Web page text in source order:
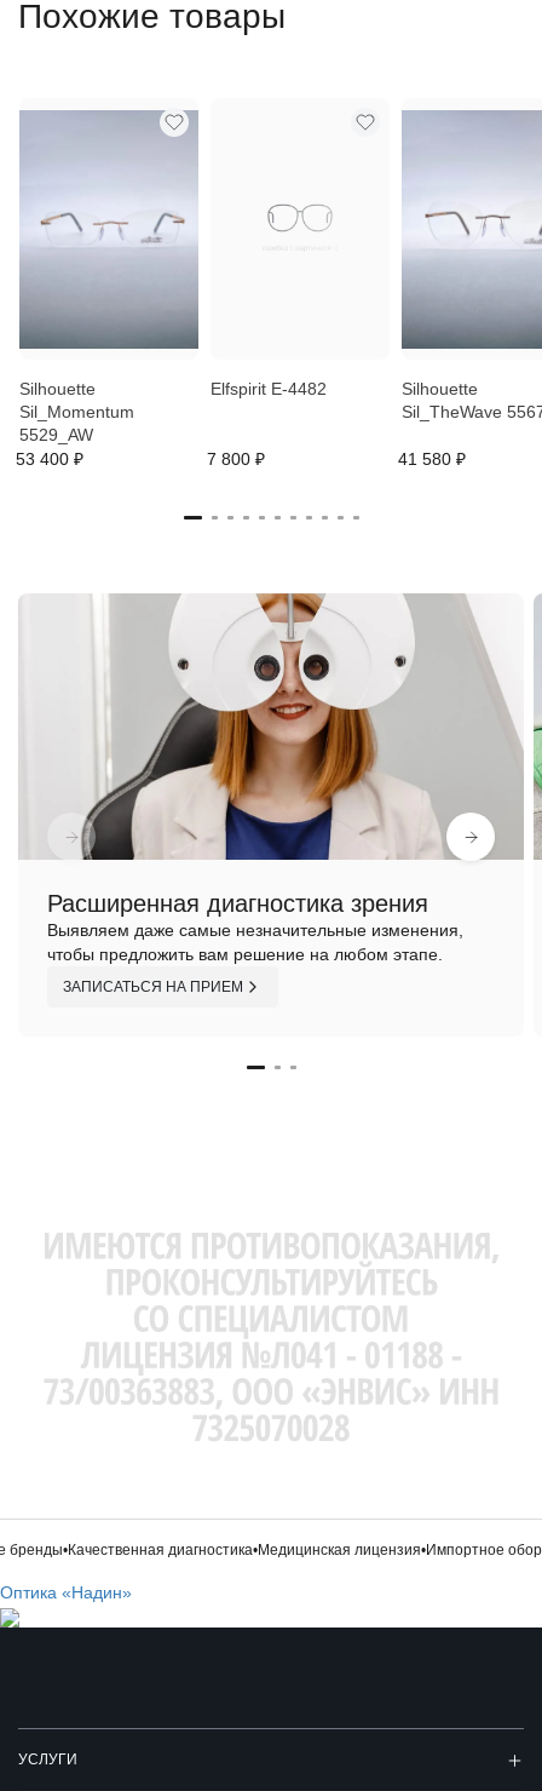
Похожие товары
Silhouette
Sil_Momentum
5529_AW
53 400 ₽
Elfspirit E-4482
7 800 ₽
Silhouette
Sil_TheWave
41 580 ₽
Расширенная диагностика зрения
Выявляем даже самые незначительные изменения,
чтобы предложить вам решение на любом этапе.
ЗАПИСАТЬСЯ НА ПРИЕМ
•Качественная диагностика•Медицинская лицензия•Импортное
Оптика «Надин»
УСЛУГИ